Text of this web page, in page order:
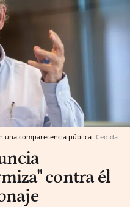
una comparecencia pública Cedida
contra él